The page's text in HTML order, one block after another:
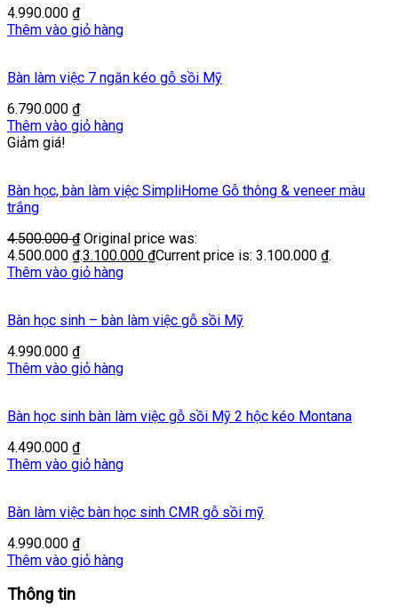
4.990.000 ₫
Thêm vào giỏ hàng
Bàn làm việc 7 ngăn kéo gỗ sồi Mỹ
6.790.000 ₫
Thêm vào giỏ hàng
Giảm giá!
Bàn học, bàn làm việc SimpliHome Gỗ thông & veneer màu
trắng
4.500.000₫ Original price was:
4.500.000 ₫.3.100.000 ₫Current price is: 3.100.000 ₫.
Thêm vào giỏ hàng
Bàn học sinh – bàn làm việc gỗ sồi Mỹ
4.990.000 ₫
Thêm vào giỏ hàng
Bàn học sinh bàn làm việc gỗ sồi Mỹ 2 hộc kéo Montana
4.490.000 ₫
Thêm vào giỏ hàng
Bàn làm việc bàn học sinh CMR gỗ sồi mỹ
4.990.000 ₫
Thêm vào giỏ hàng
Thông tin